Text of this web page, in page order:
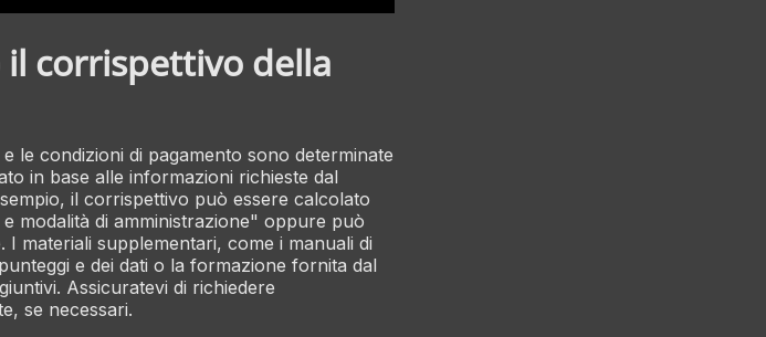
il corrispettivo della
le condizioni di pagamento sono determinate
in base alle informazioni richieste dal
il corrispettivo può essere calcolato
di amministrazione" oppure può
materiali supplementari, come i manuali di
e dei dati o la formazione fornita dal
Assicuratevi di richiedere
se necessari.